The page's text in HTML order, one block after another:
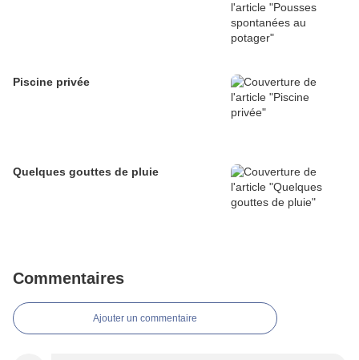
Piscine privée
Quelques gouttes de pluie
Commentaires
Ajouter un commentaire